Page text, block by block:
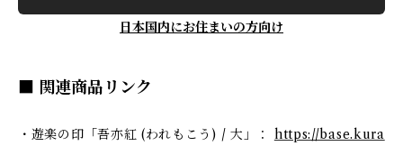
日本国内にお住まいの方向け
■ 関連商品リンク
・遊楽の印「吾亦紅 (われもこう) / 大」： https://base.kura